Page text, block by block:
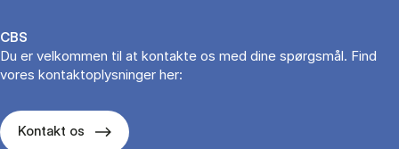
CBS
Du er velkommen til at kontakte os med dine spørgsmål. Find
vores kontaktoplysninger her:
Kontakt os